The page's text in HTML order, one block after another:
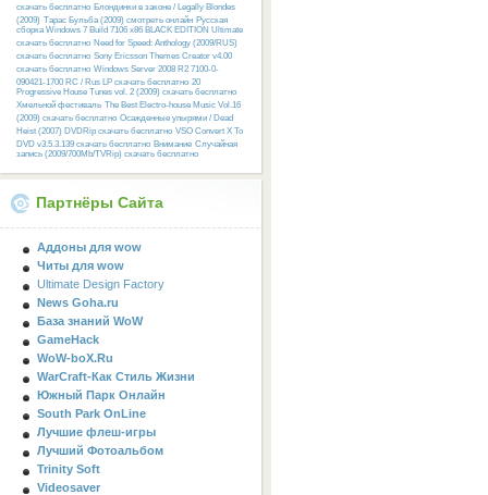
скачать бесплатно Блондинки в законе / Legally Blondes
(2009) Тарас Бульба (2009) смотреть онлайн Русcкая
сборка Windows 7 Build 7106 x86 BLACK EDITION Ultimate
скачать бесплатно Need for Speed: Anthology (2009/RUS)
скачать бесплатно Sony Ericsson Themes Creator v4.00
скачать бесплатно Windows Server 2008 R2 7100-0-
090421-1700 RC / Rus LP скачать бесплатно 20
Progressive House Tunes vol. 2 (2009) скачать бесплатно
Хмельной фестиваль The Best Electro-house Music Vol.16
(2009) скачать бесплатно Осажденные упырями / Dead
Heist (2007) DVDRip скачать бесплатно VSO Convert X To
DVD v3.5.3.139 скачать бесплатно Внимание Случайная
запись (2009/700Mb/TVRip) скачать бесплатно
Партнёры Сайта
Аддоны для wow
Читы для wow
Ultimate Design Factory
News Goha.ru
База знаний WoW
GameHack
WoW-boX.Ru
WarCraft-Как Стиль Жизни
Южный Парк Онлайн
South Park OnLine
Лучшие флеш-игры
Лучший Фотоальбом
Trinity Soft
Videosaver